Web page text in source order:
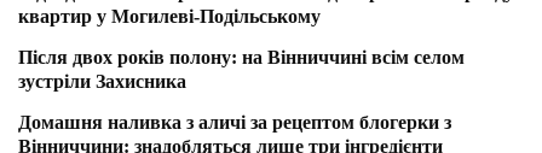
квартир у Могилеві-Подільському
Після двох років полону: на Вінниччині всім селом
зустріли Захисника
Домашня наливка з аличі за рецептом блогерки з
Вінниччини: знадобляться лише три інгредієнти